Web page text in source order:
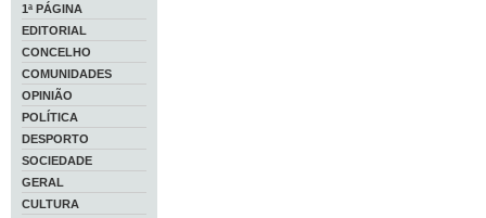
1ª PÁGINA
EDITORIAL
CONCELHO
COMUNIDADES
OPINIÃO
POLÍTICA
DESPORTO
SOCIEDADE
GERAL
CULTURA